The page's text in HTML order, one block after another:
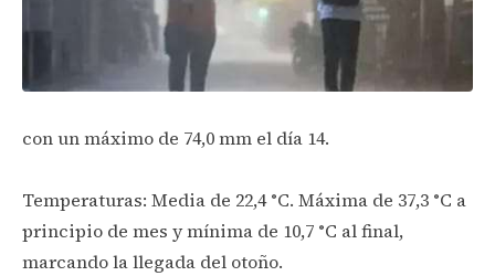
con un máximo de 74,0 mm el día 14.
Temperaturas: Media de 22,4 °C. Máxima de 37,3 °C a
principio de mes y mínima de 10,7 °C al final,
marcando la llegada del otoño.